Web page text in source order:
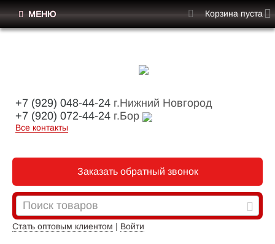
+7 (929) 048-44-24 г.Нижний Новгород
+7 (920) 072-44-24 г.Бор
Все контакты
Заказать обратный звонок
Стать оптовым клиентом | Войти
МЕНЮ Корзина пуста